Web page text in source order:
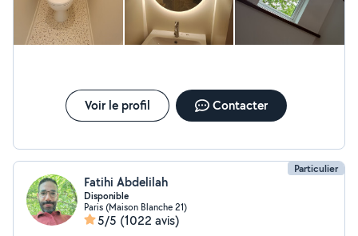
Voir le profil Contacter
Particulier
Fatihi Abdelilah
Disponible
Paris (Maison Blanche 21)
5/5 (1022 avis)